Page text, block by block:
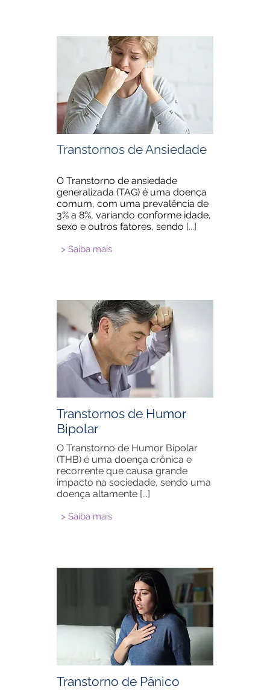
Transtornos de Ansiedade
O Transtorno de ansiedade
generalizada (TAG) é uma doença
comum, com uma prevalência de
3% a 8%, variando conforme idade,
sexo e outros fatores, sendo [...]
> Saiba mais
Transtornos de Humor
Bipolar
O Transtorno de Humor Bipolar
(THB) é uma doença crônica e
recorrente que causa grande
impacto na sociedade, sendo uma
doença altamente [...]
> Saiba mais
Transtorno de Pânico